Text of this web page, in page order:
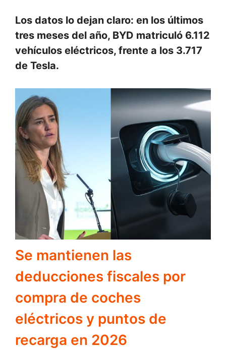
Los datos lo dejan claro: en los últimos
tres meses del año, BYD matriculó 6.112
vehículos eléctricos, frente a los 3.717
de Tesla.
Se mantienen las
deducciones fiscales por
compra de coches
eléctricos y puntos de
recarga en 2026